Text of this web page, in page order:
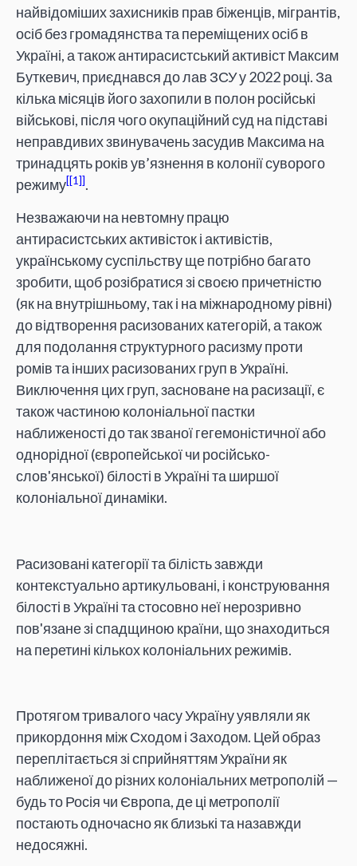
найвідоміших захисників прав біженців, мігрантів,
осіб без громадянства та переміщених осіб в
Україні, а також антирасистський активіст Максим
Буткевич, приєднався до лав ЗСУ у 2022 році. За
кілька місяців його захопили в полон російські
військові, після чого окупаційний суд на підставі
неправдивих звинувачень засудив Максима на
тринадцять років ув’язнення в колонії суворого
режиму [1] .
Незважаючи на невтомну працю
антирасистських активісток і активістів,
українському суспільству ще потрібно багато
зробити, щоб розібратися зі своєю причетністю
(як на внутрішньому, так і на міжнародному рівні)
до відтворення расизованих категорій, а також
для подолання структурного расизму проти
ромів та інших расизованих груп в Україні.
Виключення цих груп, засноване на расизації, є
також частиною колоніальної пастки
наближеності до так званої гегемоністичної або
однорідної (європейської чи російсько-
слов'янської) білості в Україні та ширшої
колоніальної динаміки.
Расизовані категорії та білість завжди
контекстуально артикульовані, і конструювання
білості в Україні та стосовно неї нерозривно
пов'язане зі спадщиною країни, що знаходиться
на перетині кількох колоніальних режимів.
Протягом тривалого часу Україну уявляли як
прикордоння між Сходом і Заходом. Цей образ
переплітається зі сприйняттям України як
наближеної до різних колоніальних метрополій —
будь то Росія чи Європа, де ці метрополії
постають одночасно як близькі та назавжди
недосяжні.